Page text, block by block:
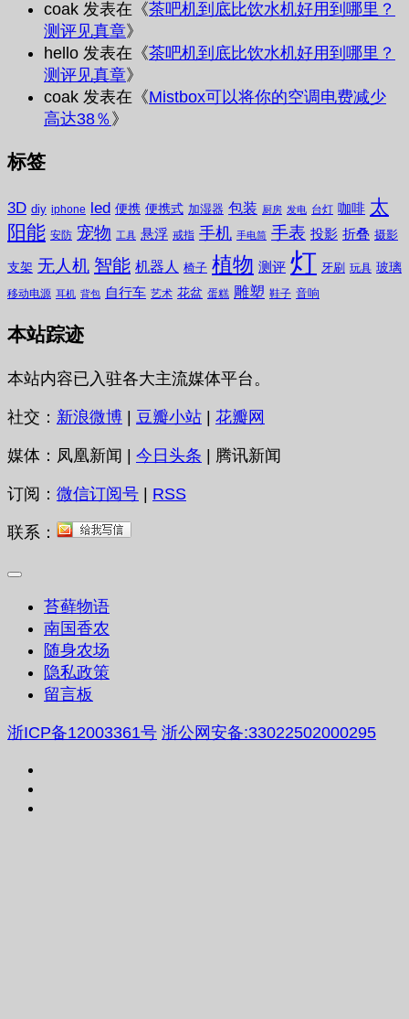
coak 发表在《茶吧机到底比饮水机好用到哪里？
测评见真章》
hello 发表在《茶吧机到底比饮水机好用到哪里？
测评见真章》
coak 发表在《Mistbox可以将你的空调电费减少
高达38％ 》
标签
3D diy iphone led 便携 便携式 加湿器 包装 厨房 发电 台灯 咖啡 太
阳能 安防 宠物 工具 悬浮 戒指 手机 手电筒 手表 投影 折叠 摄影
支架 无人机 智能 机器人 椅子 植物 测评 灯 牙刷 玩具 玻璃
移动电源 耳机 背包 自行车 艺术 花盆 蛋糕 雕塑 鞋子 音响
本站踪迹
本站内容已入驻各大主流媒体平台。
社交： 新浪微博 | 豆瓣小站 | 花瓣网
媒体：凤凰新闻 | 今日头条 | 腾讯新闻
订阅： 微信订阅号 | RSS
联系：
苔藓物语
南国香农
随身农场
隐私政策
留言板
浙ICP备12003361号 浙公网安备:33022502000295